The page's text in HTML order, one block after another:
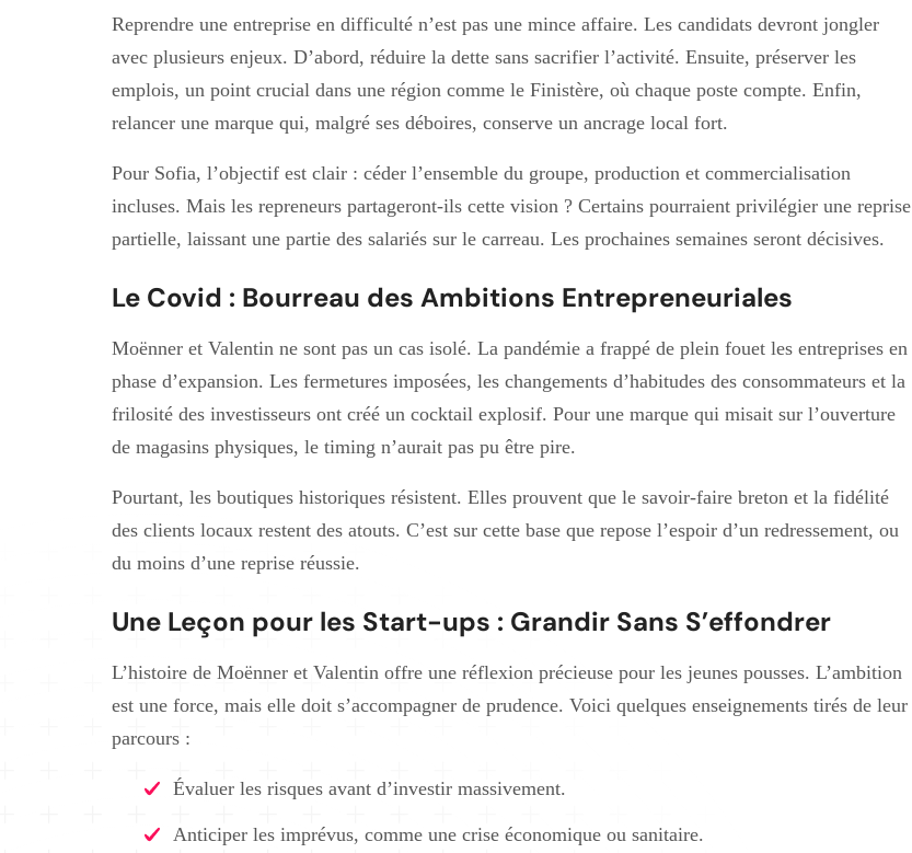
Reprendre une entreprise en difficulté n’est pas une mince affaire. Les candidats devront jongler
avec plusieurs enjeux. D’abord, réduire la dette sans sacrifier l’activité. Ensuite, préserver les
emplois, un point crucial dans une région comme le Finistère, où chaque poste compte. Enfin,
relancer une marque qui, malgré ses déboires, conserve un ancrage local fort.
Pour Sofia, l’objectif est clair : céder l’ensemble du groupe, production et commercialisation
incluses. Mais les repreneurs partageront-ils cette vision ? Certains pourraient privilégier une reprise
partielle, laissant une partie des salariés sur le carreau. Les prochaines semaines seront décisives.
Le Covid : Bourreau des Ambitions Entrepreneuriales
Moënner et Valentin ne sont pas un cas isolé. La pandémie a frappé de plein fouet les entreprises en
phase d’expansion. Les fermetures imposées, les changements d’habitudes des consommateurs et la
frilosité des investisseurs ont créé un cocktail explosif. Pour une marque qui misait sur l’ouverture
de magasins physiques, le timing n’aurait pas pu être pire.
Pourtant, les boutiques historiques résistent. Elles prouvent que le savoir-faire breton et la fidélité
des clients locaux restent des atouts. C’est sur cette base que repose l’espoir d’un redressement, ou
du moins d’une reprise réussie.
Une Leçon pour les Start-ups : Grandir Sans S’effondrer
L’histoire de Moënner et Valentin offre une réflexion précieuse pour les jeunes pousses. L’ambition
est une force, mais elle doit s’accompagner de prudence. Voici quelques enseignements tirés de leur
parcours :
Évaluer les risques avant d’investir massivement.
Anticiper les imprévus, comme une crise économique ou sanitaire.